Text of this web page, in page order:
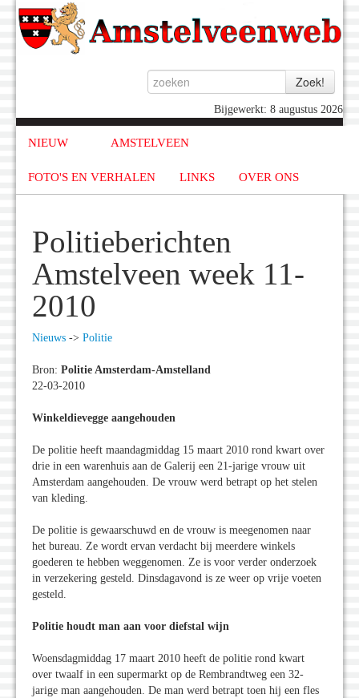
Bijgewerkt: 8 augustus 2026
NIEUW AMSTELVEEN
FOTO'S EN VERHALEN LINKS OVER ONS
Politieberichten
Amstelveen week 11-
2010
Nieuws -> Politie
Bron: Politie Amsterdam-Amstelland
22-03-2010
Winkeldievegge aangehouden
De politie heeft maandagmiddag 15 maart 2010 rond kwart over
drie in een warenhuis aan de Galerij een 21-jarige vrouw uit
Amsterdam aangehouden. De vrouw werd betrapt op het stelen
van kleding.
De politie is gewaarschuwd en de vrouw is meegenomen naar
het bureau. Ze wordt ervan verdacht bij meerdere winkels
goederen te hebben weggenomen. Ze is voor verder onderzoek
in verzekering gesteld. Dinsdagavond is ze weer op vrije voeten
gesteld.
Politie houdt man aan voor diefstal wijn
Woensdagmiddag 17 maart 2010 heeft de politie rond kwart
over twaalf in een supermarkt op de Rembrandtweg een 32-
jarige man aangehouden. De man werd betrapt toen hij een fles